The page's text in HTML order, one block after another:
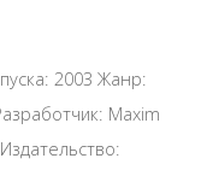
2003 Жанр:
Maxim